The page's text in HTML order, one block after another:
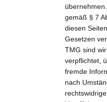
gemäß § 7
diesen
Gesetzen
TMG sind
verpflichtet,
fremde
nach